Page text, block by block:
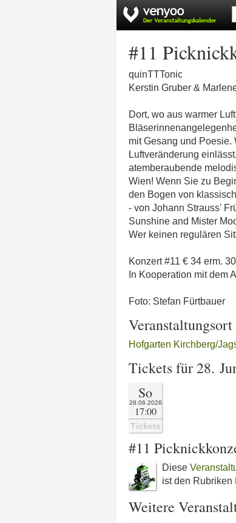
#11
quinTTTonic
Kerstin Gruber &
Dort, wo aus warmer
mit Gesang und
Luftveränderung
atemberaubende
Wien! Wenn Sie zu
den Bogen von
- von Johann Strauss'
Sunshine and Mister
Wer keinen regulären
Konzert #11 € 34 erm.
In Kooperation mit dem
Foto: Stefan Fürtbauer
Veranstaltungsort
Hofgarten Kirchberg/
Tickets für 28.
So
28.06.2026
17:00
Tickets
#11
Diese
ist den Rubriken
Weitere